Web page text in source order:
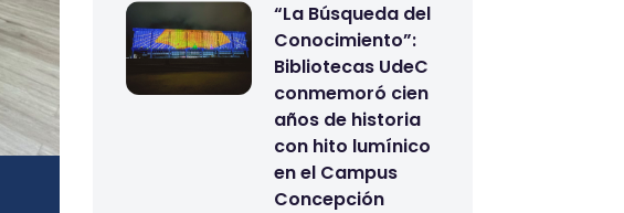
“La Búsqueda del
Conocimiento”:
Bibliotecas UdeC
conmemoró cien
años de historia
con hito lumínico
en el Campus
Concepción